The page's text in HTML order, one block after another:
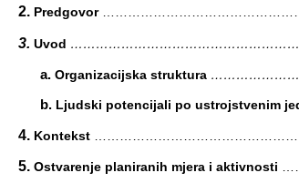
2. Predgovor
3.Uvod
a.Organizacijska struktura
b. Ljudski potencijali po ustrojstvenim
4. Kontekst
5.Ostvarenje planiranih mjera i aktivnosti